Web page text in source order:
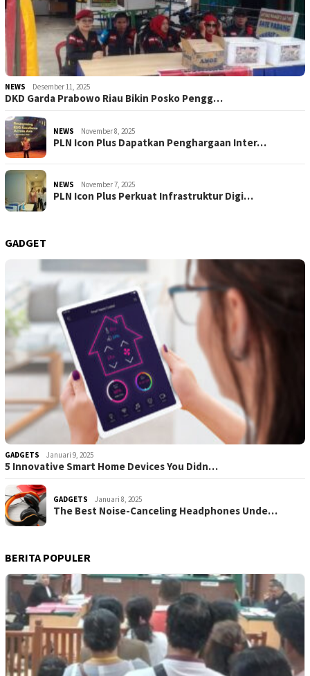
NEWS Desember 11, 2025
DKD Garda Prabowo Riau Bikin Posko Pengg…
NEWS November 8, 2025
PLN Icon Plus Dapatkan Penghargaan Inter…
NEWS November 7, 2025
PLN Icon Plus Perkuat Infrastruktur Digi…
GADGET
GADGETS Januari 9, 2025
5 Innovative Smart Home Devices You Didn…
GADGETS Januari 8, 2025
The Best Noise-Canceling Headphones Unde…
BERITA POPULER